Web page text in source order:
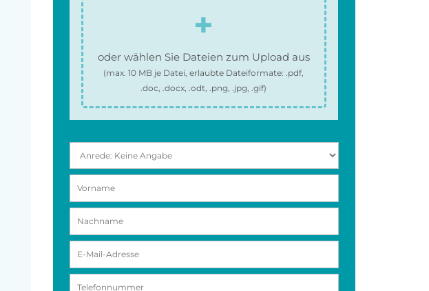
oder wählen Sie Dateien zum Upload aus
(max.10 MB je Datei, erlaubte Dateiformate:.pdf,
.doc, .docx, .odt, .png, .jpg, .gif)